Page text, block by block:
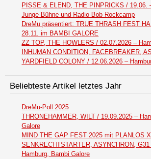
PISSE & ELEND, THE PINPRICKS / 19.06.
Junge Bühne und Radio Bob Rockcamp
DreMu präsentiert: TRUE THRASH FEST
28.11. im BAMBI GALORE
ZZ TOP, THE HOWLERS / 02.07.2026 –
INHUMAN CONDITION, FACEBREAKER,
YARDFIELD COLONY / 12.06.2026 –
Beliebteste Artikel letztes Jahr
DreMu-Poll 2025
THRONEHAMMER, WILT / 19.09.2025 –
Galore
MIND THE GAP FEST 2025 mit PLANLOS
SENKRECHTSTARTER, ASYNCHRON,
Hamburg, Bambi Galore